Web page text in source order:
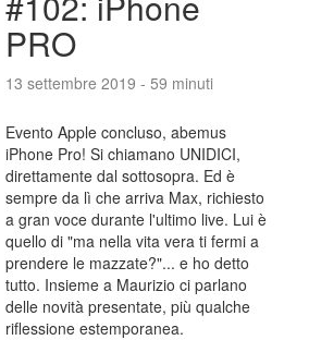
PRO
13 settembre 2019 - 59 minuti
Evento Apple concluso, abemus
iPhone Pro! Si chiamano UNIDICI,
direttamente dal sottosopra. Ed è
sempre da lì che arriva Max, richiesto
a gran voce durante l'ultimo live. Lui è
quello di "ma nella vita vera ti fermi a
prendere le mazzate?"... e ho detto
tutto. Insieme a Maurizio ci parlano
delle novità presentate, più qualche
riflessione estemporanea.